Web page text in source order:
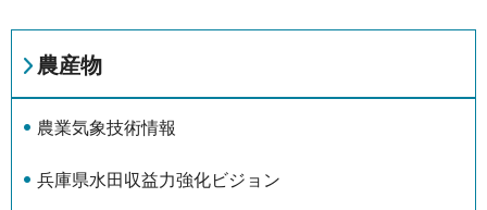
農産物
農業気象技術情報
兵庫県水田収益力強化ビジョン